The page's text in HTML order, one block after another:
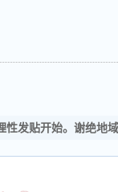
性发贴开始。谢绝地